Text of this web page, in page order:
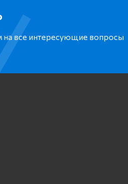
на все интересующие вопросы